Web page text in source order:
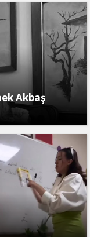
Akbaş